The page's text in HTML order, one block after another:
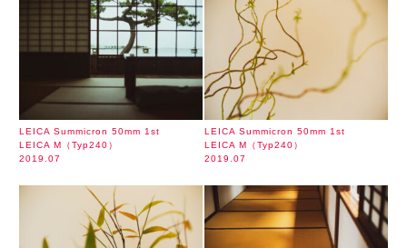
LEICA Summicron 50mm 1st
LEICA M（Typ240）
2019.07
LEICA Summicron 50mm 1st
LEICA M（Typ240）
2019.07